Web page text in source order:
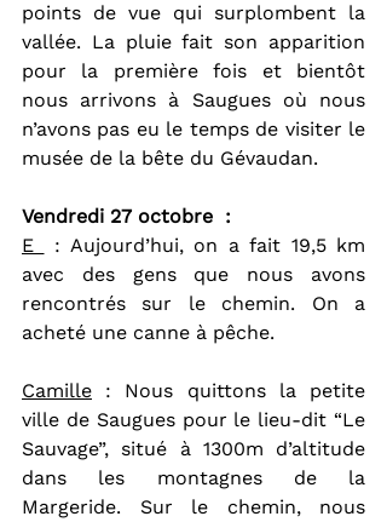
points de vue qui surplombent la
vallée. La pluie fait son apparition
pour la première fois et bientôt
nous arrivons à Saugues où nous
n’avons pas eu le temps de visiter le
musée de la bête du Gévaudan.
Vendredi 27 octobre  :
E
: Aujourd’hui, on a fait 19,5 km
avec des gens que nous avons
rencontrés sur le chemin. On a
acheté une canne à pêche.
Camille : Nous quittons la petite
ville de Saugues pour le lieu-dit “Le
Sauvage”, situé à 1300m d’altitude
dans les montagnes de la
Margeride. Sur le chemin, nous